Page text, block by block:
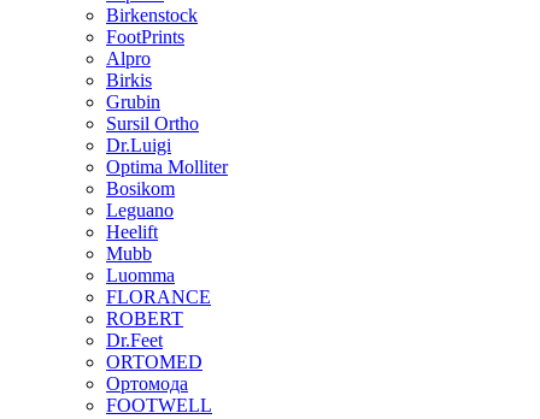
Birkenstock
FootPrints
Alpro
Birkis
Grubin
Sursil Ortho
Dr.Luigi
Optima Molliter
Bosikom
Leguano
Heelift
Mubb
Luomma
FLORANCE
ROBERT
Dr.Feet
ORTOMED
Ортомода
FOOTWELL